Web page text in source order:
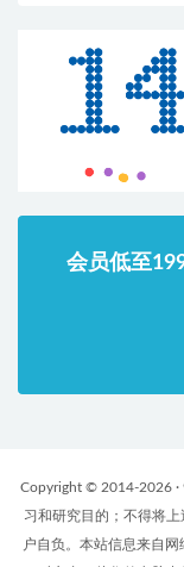
会员低至
Copyright © 2014-2026 ·
习和研究目的；不得将
户自负。本站信息来自